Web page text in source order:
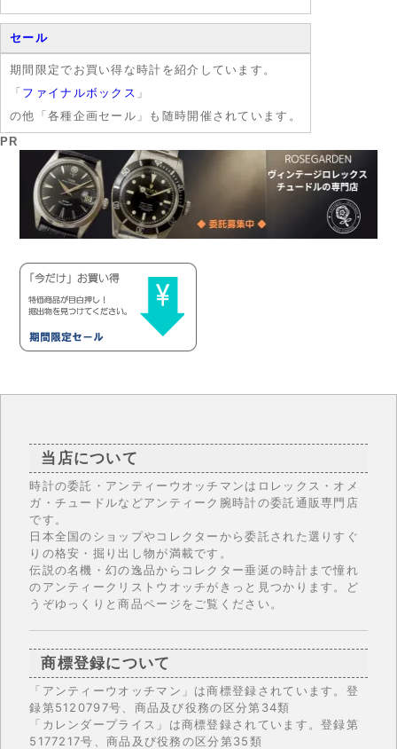
セール
期間限定でお買い得な時計を紹介しています。
「 ファイナルボックス 」
の他「各種企画セール」も随時開催されています。
PR
当店について
時計の委託・アンティーウオッチマンはロレックス・オメ
ガ・チュードルなどアンティーク腕時計の委託通販専門店
です。
日本全国のショップやコレクターから委託された選りすぐ
りの格安・掘り出し物が満載です。
伝説の名機・幻の逸品からコレクター垂涎の時計まで憧れ
のアンティークリストウオッチがきっと見つかります。ど
うぞゆっくりと商品ページをご覧ください。
商標登録について
「アンティーウオッチマン」は商標登録されています。登
録第5120797号、商品及び役務の区分第34類
「カレンダープライス」は商標登録されています。登録第
5177217号、商品及び役務の区分第35類